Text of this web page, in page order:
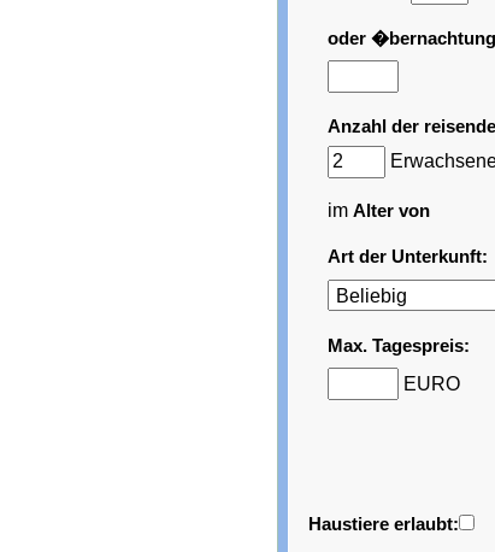
oder
Anzahl der
im Alter von
Art der Unterkunft:
Max. Tagespreis:
EURO
Haustiere erlaubt: